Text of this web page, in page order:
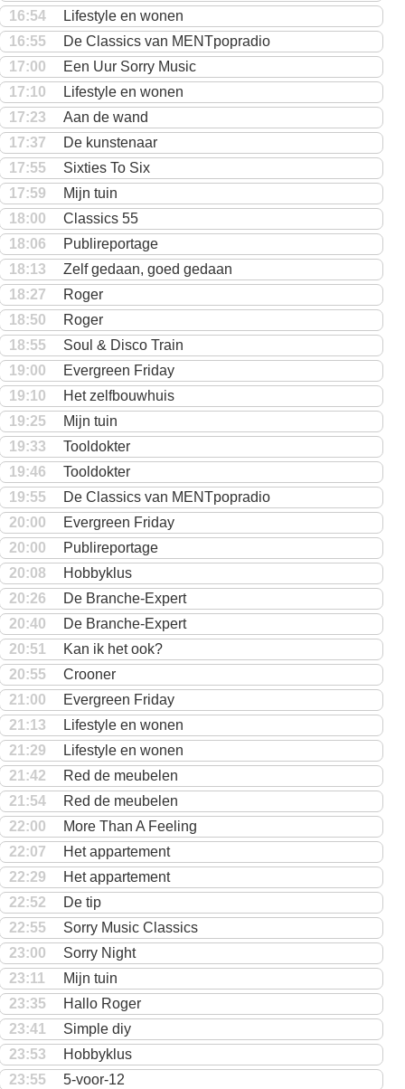
16:54
Lifestyle en wonen
16:55
De Classics van MENTpopradio
17:00
Een Uur Sorry Music
17:10
Lifestyle en wonen
17:23
Aan de wand
17:37
De kunstenaar
17:55
Sixties To Six
17:59
Mijn tuin
18:00
Classics 55
18:06
Publireportage
18:13
Zelf gedaan, goed gedaan
18:27
Roger
18:50
Roger
18:55
Soul & Disco Train
19:00
Evergreen Friday
19:10
Het zelfbouwhuis
19:25
Mijn tuin
19:33
Tooldokter
19:46
Tooldokter
19:55
De Classics van MENTpopradio
20:00
Evergreen Friday
20:00
Publireportage
20:08
Hobbyklus
20:26
De Branche-Expert
20:40
De Branche-Expert
20:51
Kan ik het ook?
20:55
Crooner
21:00
Evergreen Friday
21:13
Lifestyle en wonen
21:29
Lifestyle en wonen
21:42
Red de meubelen
21:54
Red de meubelen
22:00
More Than A Feeling
22:07
Het appartement
22:29
Het appartement
22:52
De tip
22:55
Sorry Music Classics
23:00
Sorry Night
23:11
Mijn tuin
23:35
Hallo Roger
23:41
Simple diy
23:53
Hobbyklus
23:55
5-voor-12